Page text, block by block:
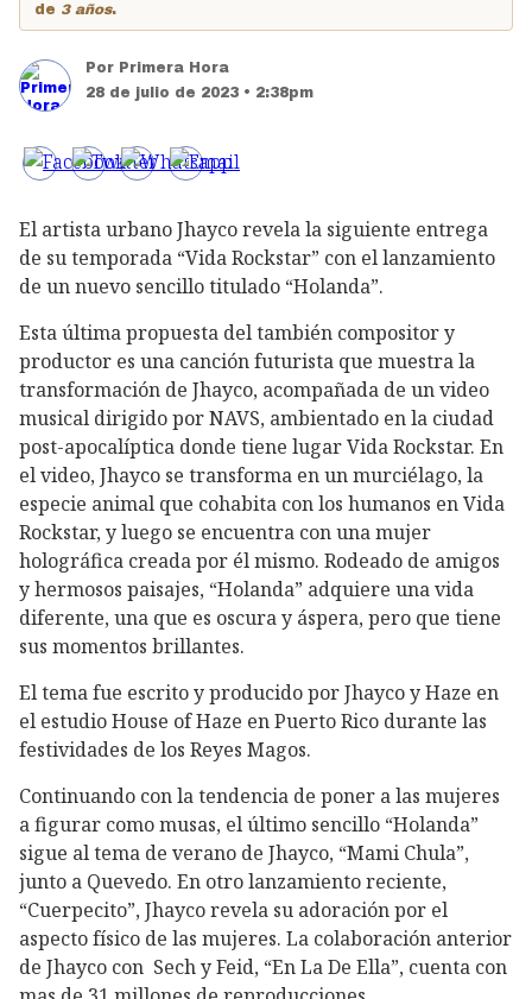
de 3 años.
Por Primera Hora
28 de julio de 2023 • 2:38pm
El artista urbano Jhayco revela la siguiente entrega
de su temporada “Vida Rockstar” con el lanzamiento
de un nuevo sencillo titulado “Holanda”.
Esta última propuesta del también compositor y
productor es una canción futurista que muestra la
transformación de Jhayco, acompañada de un video
musical dirigido por NAVS, ambientado en la ciudad
post-apocalíptica donde tiene lugar Vida Rockstar. En
el video, Jhayco se transforma en un murciélago, la
especie animal que cohabita con los humanos en Vida
Rockstar, y luego se encuentra con una mujer
holográfica creada por él mismo. Rodeado de amigos
y hermosos paisajes, “Holanda” adquiere una vida
diferente, una que es oscura y áspera, pero que tiene
sus momentos brillantes.
El tema fue escrito y producido por Jhayco y Haze en
el estudio House of Haze en Puerto Rico durante las
festividades de los Reyes Magos.
Continuando con la tendencia de poner a las mujeres
a figurar como musas, el último sencillo “Holanda”
sigue al tema de verano de Jhayco, “Mami Chula”,
junto a Quevedo. En otro lanzamiento reciente,
“Cuerpecito”, Jhayco revela su adoración por el
aspecto físico de las mujeres. La colaboración anterior
de Jhayco con Sech y Feid, “En La De Ella”, cuenta con